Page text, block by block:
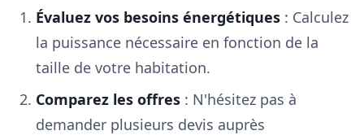
Évaluez vos besoins énergétiques : Calculez
la puissance nécessaire en fonction de la
taille de votre habitation.
Comparez les offres : N'hésitez pas à
demander plusieurs devis auprès